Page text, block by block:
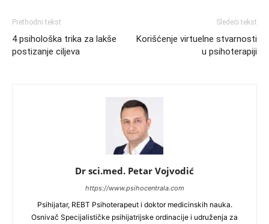
Prethodni tekst
4 psihološka trika za lakše
postizanje ciljeva
Sledeći tekst
Korišćenje virtuelne stvarnosti
u psihoterapiji
Dr sci.med. Petar Vojvodić
https://www.psihocentrala.com
Psihijatar, REBT Psihoterapeut i doktor medicinskih nauka.
Osnivač Specijalističke psihijatrijske ordinacije i udruženja za